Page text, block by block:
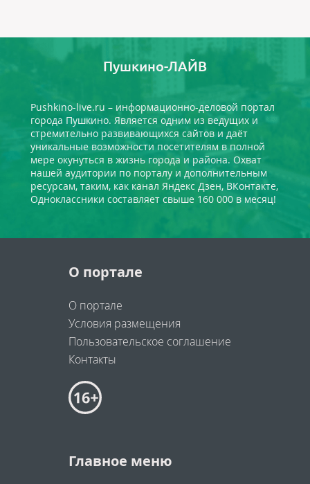
Пушкино-ЛАЙВ
Pushkino-live.ru – информационно-деловой портал
города Пушкино. Является одним из ведущих и
стремительно развивающихся сайтов и даёт
уникальные возможности посетителям в полной
мере окунуться в жизнь города и района. Охват
нашей аудитории по порталу и дополнительным
ресурсам, таким, как канал Яндекс Дзен, ВКонтакте,
Одноклассники составляет свыше 160 000 в месяц!
О портале
О портале
Условия размещения
Пользовательское соглашение
Контакты
Главное меню